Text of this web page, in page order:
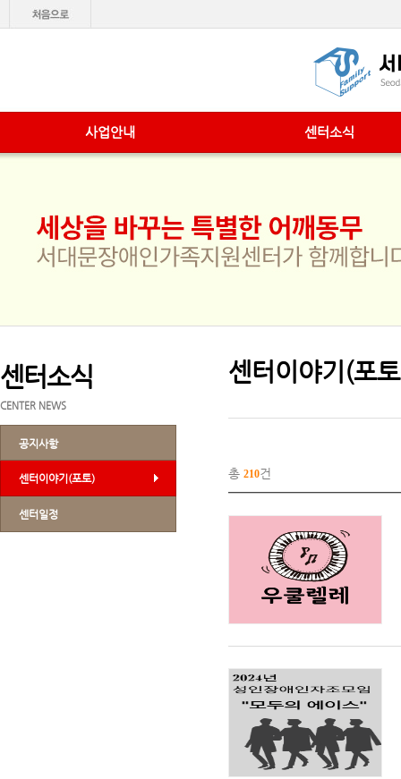
사업안내 센터소식
센터소식
CENTER NEWS
공지사항
센터이야기(포토)
센터일정
센터이야기(포
총 210건